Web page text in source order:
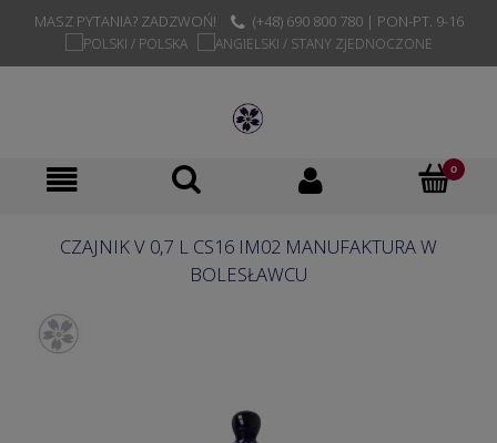
MASZ PYTANIA? ZADZWOŃ! (+48) 690 800 780 | PON-PT. 9-16
CZAJNIK V 0,7 L CS16 IM02 MANUFAKTURA W
BOLESŁAWCU